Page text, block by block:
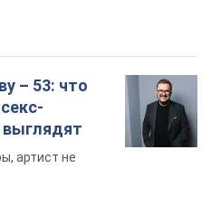
– 53: что
выглядят
артист не